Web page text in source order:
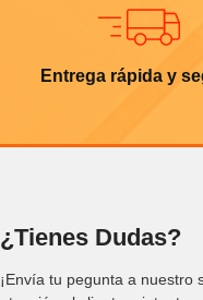
Entrega rápida y
¿Tienes Dudas?
¡Envía tu pegunta a nuestro